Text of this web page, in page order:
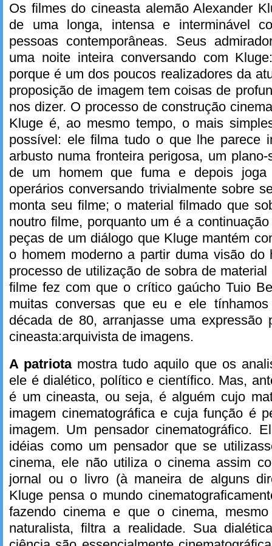
Os filmes do cineasta alemão Alexander
de uma longa, intensa e interminável
pessoas contemporâneas. Seus
uma noite inteira conversando com
porque é um dos poucos realizadores da
proposição de imagem tem coisas de
nos dizer. O processo de construção
Kluge é, ao mesmo tempo, o mais
possível: ele filma tudo o que lhe parece
arbusto numa fronteira perigosa, um
de um homem que fuma e depois
operários conversando trivialmente sobre
monta seu filme; o material filmado que
noutro filme, porquanto um é a
peças de um diálogo que Kluge mantém
o homem moderno a partir duma visão do
processo de utilização de sobra de
filme fez com que o crítico gaúcho Tuio
muitas conversas que eu e ele
década de 80, arranjasse uma expressão
cineasta:arquivista de imagens.
A patriota mostra tudo aquilo que os
ele é dialético, político e científico. Mas,
é um cineasta, ou seja, é alguém cujo
imagem cinematográfica e cuja função é
imagem. Um pensador cinematográfico.
idéias como um pensador que se
cinema, ele não utiliza o cinema assim
jornal ou o livro (à maneira de alguns
Kluge pensa o mundo
fazendo cinema e que o cinema,
naturalista, filtra a realidade. Sua